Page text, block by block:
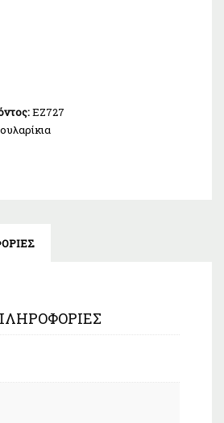
EZ727